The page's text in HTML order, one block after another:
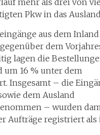
mehr als drei von
Pkw in das
aus dem
dem
lagen die
um 16 % unter dem
Insgesamt – die
dem Ausland
– wurden
Aufträge registriert als